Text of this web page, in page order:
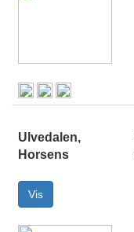
Ulvedalen,
Horsens